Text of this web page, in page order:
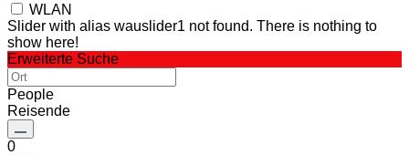
WLAN
Slider with alias wauslider1 not found. There is nothing to
show here!
Erweiterte Suche
People
Reisende
0